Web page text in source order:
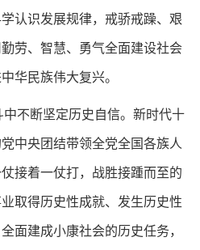
认识发展规律，戒骄戒躁、艰
劳、智慧、勇气全面建设社会
华民族伟大复兴。
不断坚定历史自信。新时代十
中央团结带领全党全国各族人
接着一仗打，战胜接踵而至的
取得历史性成就、发生历史性
面建成小康社会的历史任务，